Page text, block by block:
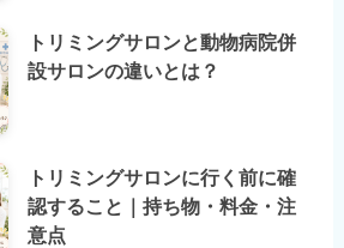
トリミングサロンと動物病院併
設サロンの違いとは？
トリミングサロンに行く前に確
認すること｜持ち物・料金・注
意点